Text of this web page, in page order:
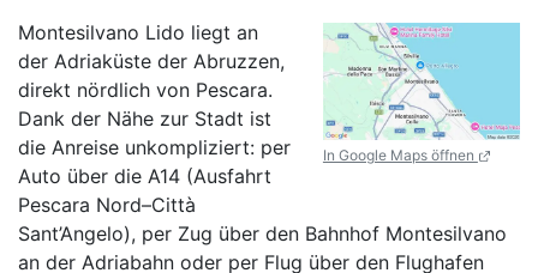
In Google Maps öffnen
Montesilvano Lido liegt an
der Adriaküste der Abruzzen,
direkt nördlich von Pescara.
Dank der Nähe zur Stadt ist
die Anreise unkompliziert: per
Auto über die A14 (Ausfahrt
Pescara Nord–Città
Sant’Angelo), per Zug über den Bahnhof Montesilvano
an der Adriabahn oder per Flug über den Flughafen